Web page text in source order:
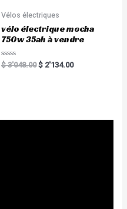
Vélos électriques
vélo électrique mocha
750w 35ah à vendre
R
a
t
$3'048.00 $ 2'134.00